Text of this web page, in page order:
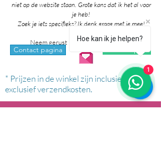
niet op de website staan. Grote kans dat ik het al voor
je heb!
Zoek je iets specifieks? Ik denk graag met je mee!
Neem gerust contact met me op via:
Contact pagina
* Prijzen in de winkel zijn inclusief btw en
exclusief verzendkosten.
Hoe kan ik je helpen?
1